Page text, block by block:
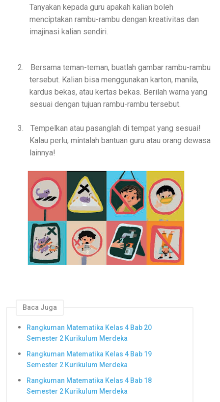
Tanyakan kepada guru apakah kalian boleh
menciptakan rambu-rambu dengan kreativitas dan
imajinasi kalian sendiri.
2.
Bersama teman-teman, buatlah gambar rambu-rambu
tersebut. Kalian bisa menggunakan karton, manila,
kardus bekas, atau kertas bekas. Berilah warna yang
sesuai dengan tujuan rambu-rambu tersebut.
3.
Tempelkan atau pasanglah di tempat yang sesuai!
Kalau perlu, mintalah bantuan guru atau orang dewasa
lainnya!
Baca Juga
Rangkuman Matematika Kelas 4 Bab 20
Semester 2 Kurikulum Merdeka
Rangkuman Matematika Kelas 4 Bab 19
Semester 2 Kurikulum Merdeka
Rangkuman Matematika Kelas 4 Bab 18
Semester 2 Kurikulum Merdeka